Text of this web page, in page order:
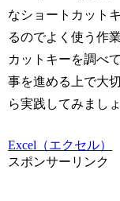
なショートカット
るのでよく使う作
カットキーを調べ
事を進める上で大
ら実践してみましょ
Excel（エクセル）
スポンサーリンク